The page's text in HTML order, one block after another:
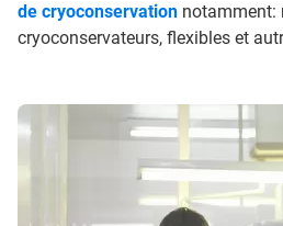
de cryoconservation notamment:
cryoconservateurs, flexibles et